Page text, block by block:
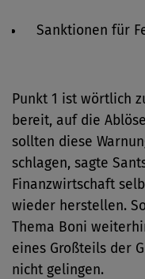
Sanktionen für
Punkt 1 ist wörtlich
bereit, auf die
sollten diese
schlagen, sagte
Finanzwirtschaft
wieder herstellen.
Thema Boni
eines Großteils der
nicht gelingen.